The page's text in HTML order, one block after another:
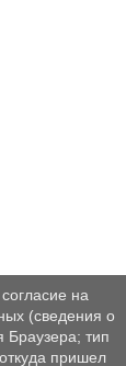
на
(сведения о
Браузера; тип
пришел